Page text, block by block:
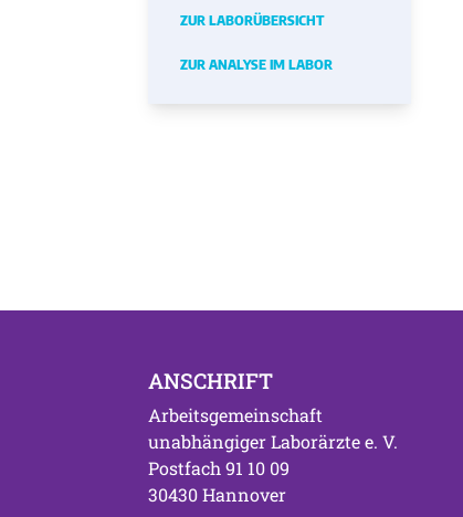
ZUR LABORÜBERSICHT
ZUR ANALYSE IM LABOR
ANSCHRIFT
Arbeitsgemeinschaft
unabhängiger Laborärzte e. V.
Postfach 91 10 09
30430 Hannover